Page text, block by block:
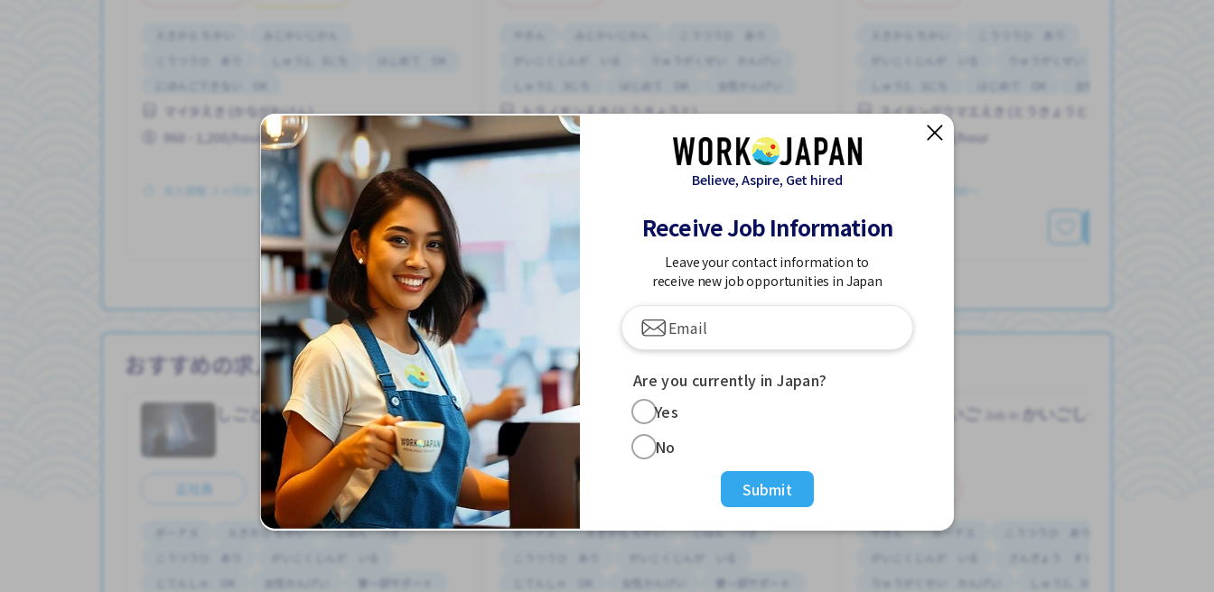
こうつうひ あり
しゅう2、3にち
はじめて OK
にほんごできない OK
マイタえき (かながわけん)
960 - 1,200/hour
求人掲載 ３ヶ月前〜
もっと見る
こうつうひ あり
りゅうがくせい かんげい
しゅう2、3にち
はじめて OK
男性かんげい
トラノモンえき (とうきょうと)
1,200 - 1,500/hour
もっと見る
こうつうひ あり
りゅうがくせい かんげい
しゅう2、3にち
はじめて OK
スイテングウマエえき (とうきょうと)
1,200 - 1,500/hour
他のそうじ（会社）の求人を見る
おすすめの求人情報
しごとJob in 工場（こうじょう）
正社員
えきから ちかい
ごはん つき
こうつうひ あり
じてんしゃ OK
寮一部サポート
Job in工場（こうじょう）
ボーナス えきから ちかい
ごはん つき
こうつうひ あり
じてんしゃ OK
寮一部サポート
かいご かいごしせつ
やきん ボーナス
こうつうひ あり
りゅうがくせい かんげい
しゅう2、3にち
Believe, Aspire, Get hired
Receive Job Information
Leave your contact information to
receive new job opportunities in Japan
Are you currently in Japan?
Yes
No
Submit